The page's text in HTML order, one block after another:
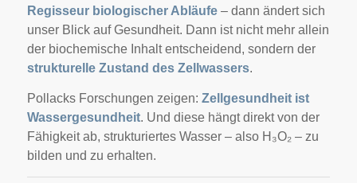
Regisseur biologischer Abläufe– dann ändert sich
unser Blick auf Gesundheit. Dann ist nicht mehr allein
der biochemische Inhalt entscheidend, sondern der
strukturelle Zustand des Zellwassers.
Pollacks Forschungen zeigen: Zellgesundheit ist
Wassergesundheit. Und diese hängt direkt von der
Fähigkeit ab, strukturiertes Wasser – also H₃O₂ – zu
bilden und zu erhalten.